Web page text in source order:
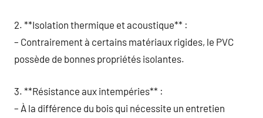
2. **Isolation thermique et acoustique** :
– Contrairement à certains matériaux rigides, le PVC
possède de bonnes propriétés isolantes.
3. **Résistance aux intempéries** :
– À la différence du bois qui nécessite un entretien